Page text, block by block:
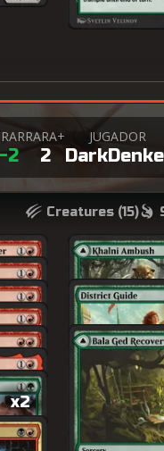
RARA+
2
JUGADOR
Creatures (15)
x2